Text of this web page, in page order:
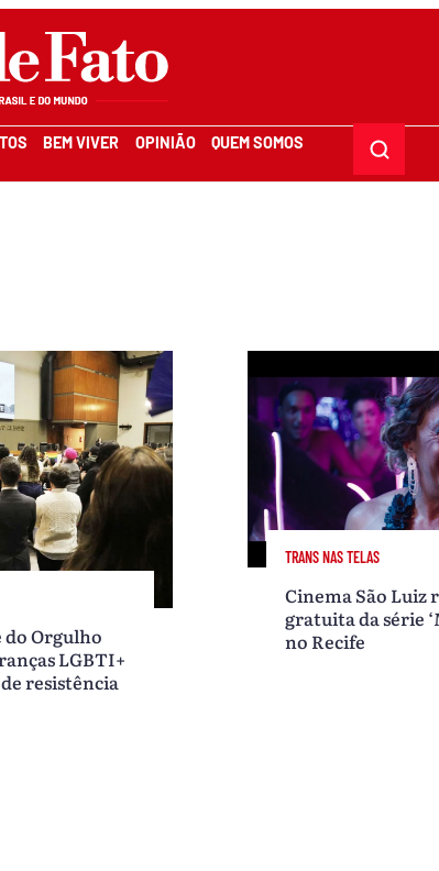
BEM VIVER OPINIÃO QUEM SOMOS
do Orgulho
LGBTI+
resistência
TRANS NAS TELAS
Cinema São Luiz
gratuita da série
no Recife